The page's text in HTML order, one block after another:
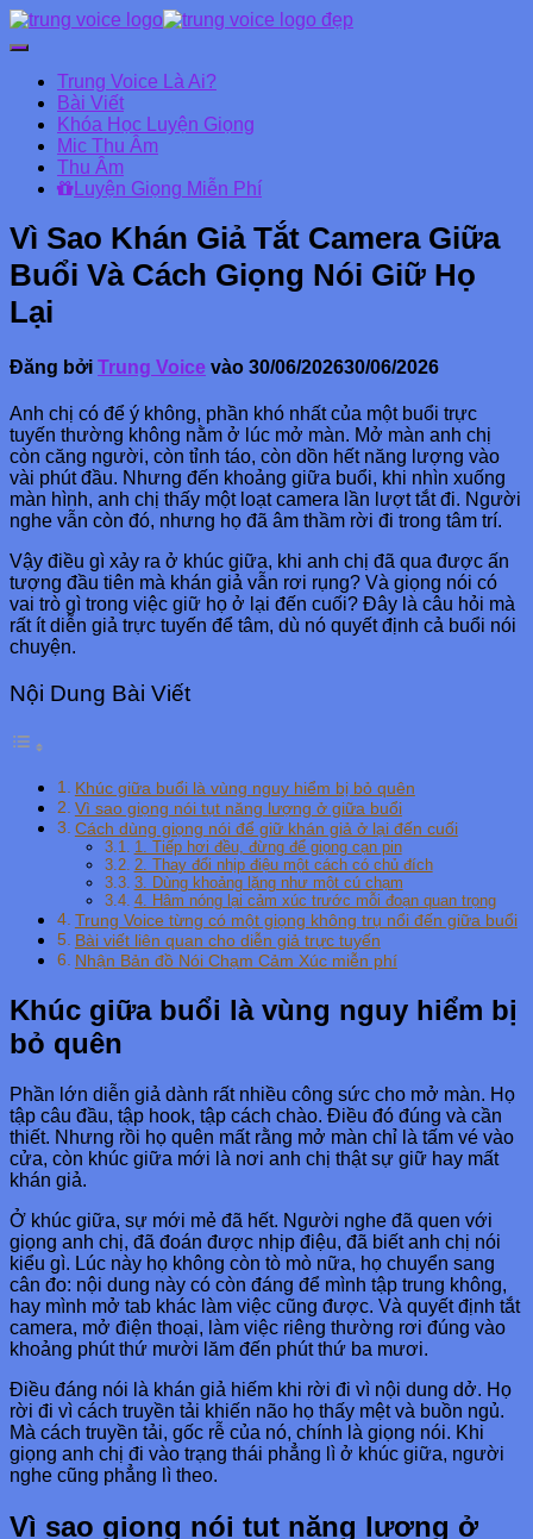
Chuyển
Danh
mục
chính
Trung Voice Là Ai?
Bài Viết
Khóa Học Luyện Giọng
Mic Thu Âm
Thu Âm
Luyện Giọng Miễn Phí
Vì Sao Khán Giả Tắt Camera Giữa
Buổi Và Cách Giọng Nói Giữ Họ
Lại
Đăng bởi Trung Voice vào 30/06/202630/06/2026
Anh chị có để ý không, phần khó nhất của một buổi trực
tuyến thường không nằm ở lúc mở màn. Mở màn anh chị
còn căng người, còn tỉnh táo, còn dồn hết năng lượng vào
vài phút đầu. Nhưng đến khoảng giữa buổi, khi nhìn xuống
màn hình, anh chị thấy một loạt camera lần lượt tắt đi. Người
nghe vẫn còn đó, nhưng họ đã âm thầm rời đi trong tâm trí.
Vậy điều gì xảy ra ở khúc giữa, khi anh chị đã qua được ấn
tượng đầu tiên mà khán giả vẫn rơi rụng? Và giọng nói có
vai trò gì trong việc giữ họ ở lại đến cuối? Đây là câu hỏi mà
rất ít diễn giả trực tuyến để tâm, dù nó quyết định cả buổi nói
chuyện.
Nội Dung Bài Viết
Khúc giữa buổi là vùng nguy hiểm bị bỏ quên
Vì sao giọng nói tụt năng lượng ở giữa buổi
Cách dùng giọng nói để giữ khán giả ở lại đến cuối
1. Tiếp hơi đều, đừng để giọng cạn pin
2. Thay đổi nhịp điệu một cách có chủ đích
3. Dùng khoảng lặng như một cú chạm
4. Hâm nóng lại cảm xúc trước mỗi đoạn quan trọng
Trung Voice từng có một giọng không trụ nổi đến giữa buổi
Bài viết liên quan cho diễn giả trực tuyến
Nhận Bản đồ Nói Chạm Cảm Xúc miễn phí
Khúc giữa buổi là vùng nguy hiểm bị
bỏ quên
Phần lớn diễn giả dành rất nhiều công sức cho mở màn. Họ
tập câu đầu, tập hook, tập cách chào. Điều đó đúng và cần
thiết. Nhưng rồi họ quên mất rằng mở màn chỉ là tấm vé vào
cửa, còn khúc giữa mới là nơi anh chị thật sự giữ hay mất
khán giả.
Ở khúc giữa, sự mới mẻ đã hết. Người nghe đã quen với
giọng anh chị, đã đoán được nhịp điệu, đã biết anh chị nói
kiểu gì. Lúc này họ không còn tò mò nữa, họ chuyển sang
cân đo: nội dung này có còn đáng để mình tập trung không,
hay mình mở tab khác làm việc cũng được. Và quyết định tắt
camera, mở điện thoại, làm việc riêng thường rơi đúng vào
khoảng phút thứ mười lăm đến phút thứ ba mươi.
Điều đáng nói là khán giả hiếm khi rời đi vì nội dung dở. Họ
rời đi vì cách truyền tải khiến não họ thấy mệt và buồn ngủ.
Mà cách truyền tải, gốc rễ của nó, chính là giọng nói. Khi
giọng anh chị đi vào trạng thái phẳng lì ở khúc giữa, người
nghe cũng phẳng lì theo.
Vì sao giọng nói tụt năng lượng ở